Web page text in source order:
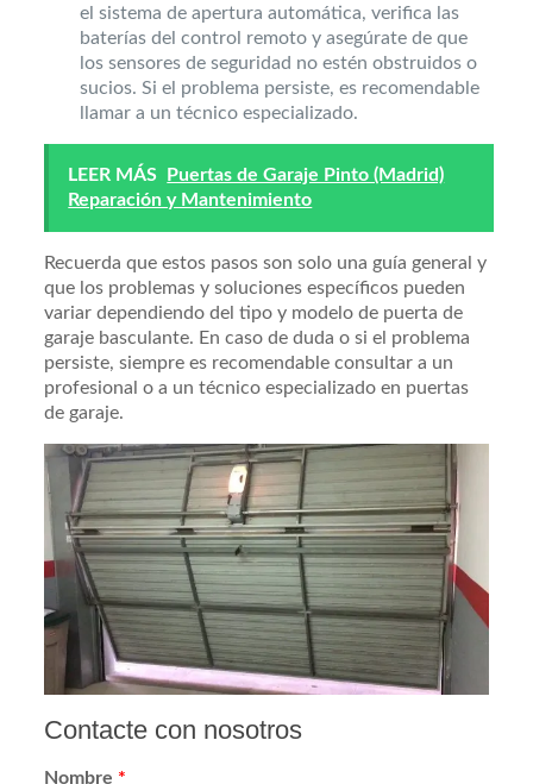
el sistema de apertura automática, verifica las
baterías del control remoto y asegúrate de que
los sensores de seguridad no estén obstruidos o
sucios. Si el problema persiste, es recomendable
llamar a un técnico especializado.
LEER MÁS
Puertas de Garaje Pinto (Madrid)
Reparación y Mantenimiento
Recuerda que estos pasos son solo una guía general y
que los problemas y soluciones específicos pueden
variar dependiendo del tipo y modelo de puerta de
garaje basculante. En caso de duda o si el problema
persiste, siempre es recomendable consultar a un
profesional o a un técnico especializado en puertas
de garaje.
Contacte con nosotros
Nombre *